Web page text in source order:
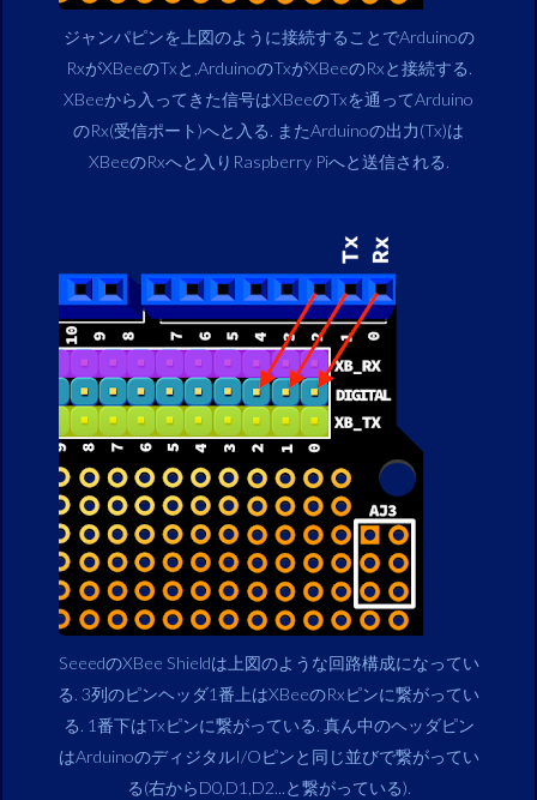
ジャンパピンを上図のように接続することでArduinoの
RxがXBeeのTxと,ArduinoのTxがXBeeのRxと接続する.
XBeeから入ってきた信号はXBeeのTxを通ってArduino
のRx(受信ポート)へと入る. またArduinoの出力(Tx)は
XBeeのRxへと入りRaspberry Piへと送信される.
SeeedのXBee Shieldは上図のような回路構成になってい
る. 3列のピンヘッダ1番上はXBeeのRxピンに繋がってい
る. 1番下はTxピンに繋がっている. 真ん中のヘッダピン
はArduinoのディジタルI/Oピンと同じ並びで繋がってい
る(右からD0,D1,D2...と繋がっている).